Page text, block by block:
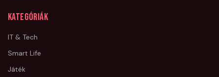
Kategóriák
IT & Tech
Smart Life
Játék